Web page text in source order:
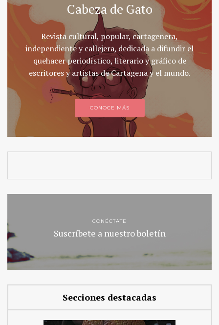
Cabeza de Gato
Revista cultural, popular, cartagenera,
independiente y callejera, dedicada a difundir el
quehacer periodístico, literario y gráfico de
escritores y artistas de Cartagena y el mundo.
CONOCE MÁS
CONÉCTATE
Suscríbete a nuestro boletín
Secciones destacadas